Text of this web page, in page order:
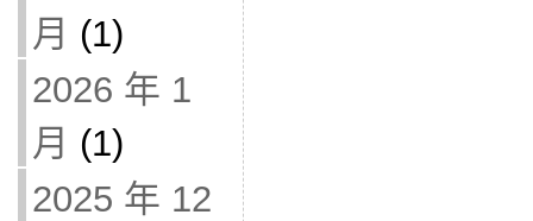
月 (1)
2026 年 1
月 (1)
2025 年 12